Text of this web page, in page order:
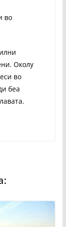
во
Околу
во
беа